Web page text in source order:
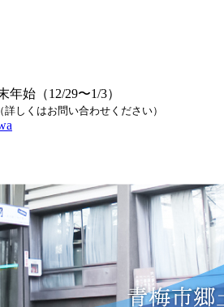
年始（12/29〜1/3）
しくはお問い合わせください）